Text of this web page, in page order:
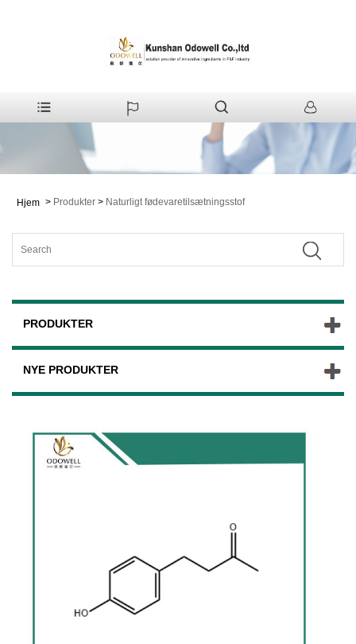
Hjem > Produkter > Naturligt fødevaretilsætningsstof
PRODUKTER
NYE PRODUKTER